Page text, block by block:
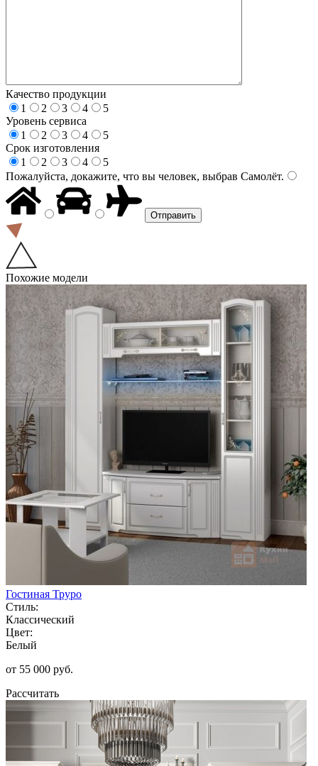
Качество продукции
1
2 3 4
5
Уровень сервиса
1
2 3 4
5
Срок изготовления
1
2 3 4
5
Пожалуйста, докажите, что вы человек, выбрав Самолёт.
Похожие модели
Гостиная Труро
Стиль:
Классический
Цвет:
Белый
от 55 000 руб.
Рассчитать